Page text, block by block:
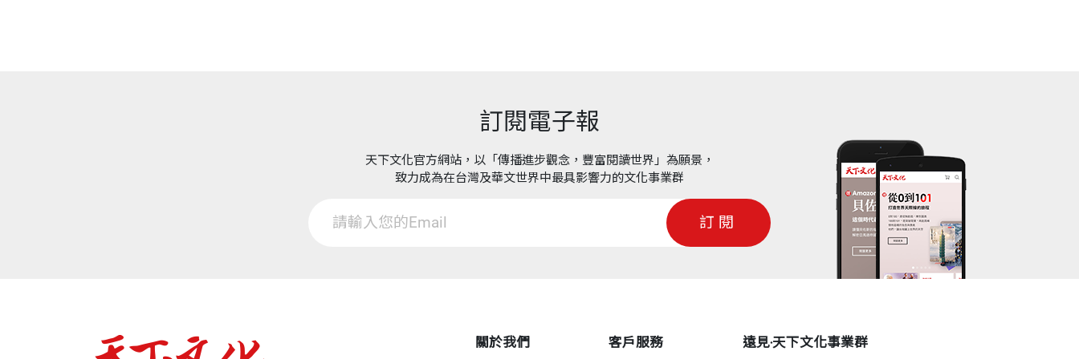
訂閱電子報
天下文化官方網站，以「傳播進步觀念，豐富閱讀世界」為願景，
致力成為在台灣及華文世界中最具影響力的文化事業群
訂閱
關於我們 客戶服務 遠見‧天下文化事業群